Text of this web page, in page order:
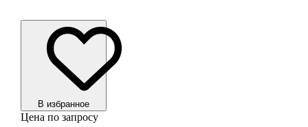
В избранноe
Цена по запросу